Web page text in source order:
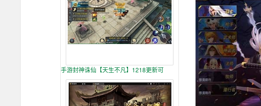
手游封神诛仙【天生不凡】1218更新可